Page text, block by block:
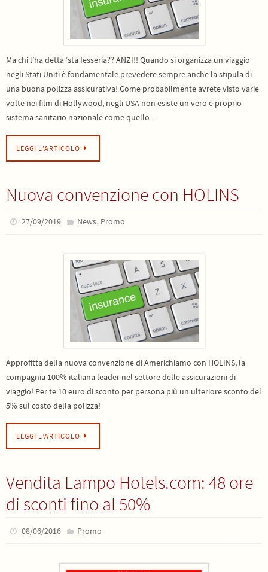
Ma chi l’ha detta ‘sta fesseria?? ANZI!! Quando si organizza un viaggio
negli Stati Uniti è fondamentale prevedere sempre anche la stipula di
una buona polizza assicurativa! Come probabilmente avrete visto varie
volte nei film di Hollywood, negli USA non esiste un vero e proprio
sistema sanitario nazionale come quello…
LEGGI L’ARTICOLO
Nuova convenzione con HOLINS
27/09/2019 News, Promo
Approfitta della nuova convenzione di Americhiamo con HOLINS, la
compagnia 100% italiana leader nel settore delle assicurazioni di
viaggio! Per te 10 euro di sconto per persona più un ulteriore sconto del
5% sul costo della polizza!
LEGGI L’ARTICOLO
Vendita Lampo Hotels.com: 48 ore
di sconti fino al 50%
08/06/2016 Promo